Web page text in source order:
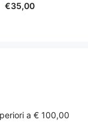
€35,00
a € 100,00